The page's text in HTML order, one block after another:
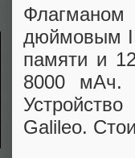
дюймовым
памяти и
8000 мАч.
Galileo.